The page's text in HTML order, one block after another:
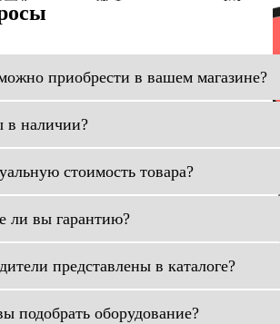
приобрести в вашем магазине?
в наличии?
стоимость товара?
ли вы гарантию?
представлены в каталоге?
подобрать оборудование?